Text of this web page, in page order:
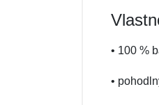
• 100 %
•